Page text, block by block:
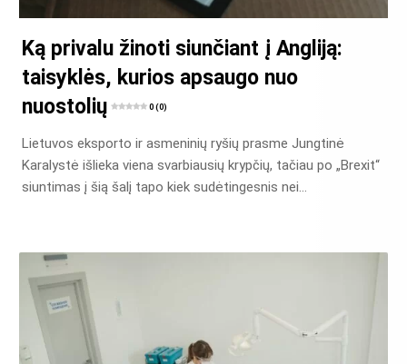
Ką privalu žinoti siunčiant į Angliją:
taisyklės, kurios apsaugo nuo
nuostolių
0 (0)
Lietuvos eksporto ir asmeninių ryšių prasme Jungtinė
Karalystė išlieka viena svarbiausių krypčių, tačiau po „Brexit“
siuntimas į šią šalį tapo kiek sudėtingesnis nei…